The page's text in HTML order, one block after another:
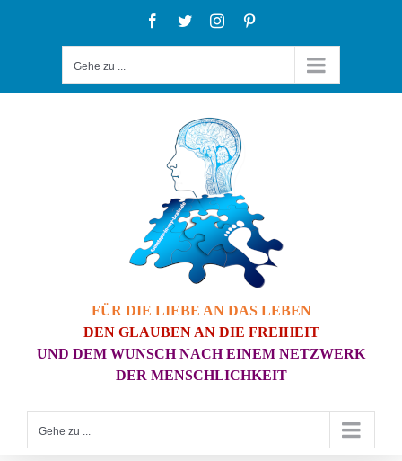
Facebook
TwitterInstagram
Gehe zu ...
FÜR DIE LIEBE AN DAS LEBEN
DEN GLAUBEN AN DIE FREIHEIT
UND DEM WUNSCH NACH EINEM NETZWERK
DER MENSCHLICHKEIT
Gehe zu ...